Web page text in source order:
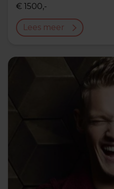
€ 1500,-
Lees meer